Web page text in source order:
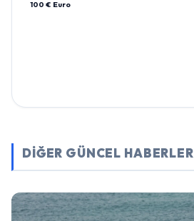
100 € Euro
DİĞER GÜNCEL HABERLER